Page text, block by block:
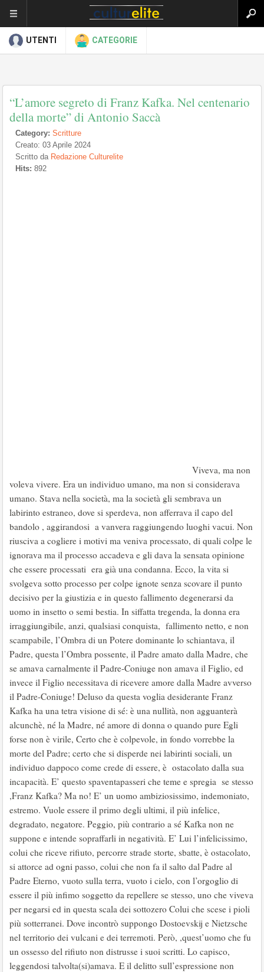
UTENTI CATEGORIE
“L’amore segreto di Franz Kafka. Nel centenario
della morte” di Antonio Saccà
Category: Scritture
Creato: 03 Aprile 2024
Scritto da Redazione Culturelite
Hits: 892
Viveva, ma non
voleva vivere. Era un individuo umano, ma non si considerava
umano. Stava nella società, ma la società gli sembrava un
labirinto estraneo, dove si sperdeva, non afferrava il capo del
bandolo , aggirandosi a vanvera raggiungendo luoghi vacui. Non
riusciva a cogliere i motivi ma veniva processato, di quali colpe le
ignorava ma il processo accadeva e gli dava la sensata opinione
che essere processati era già una condanna. Ecco, la vita si
svolgeva sotto processo per colpe ignote senza scovare il punto
decisivo per la giustizia e in questo fallimento degenerarsi da
uomo in insetto o semi bestia. In siffatta tregenda, la donna era
irraggiungibile, anzi, qualsiasi conquista, fallimento netto, e non
scampabile, l’Ombra di un Potere dominante lo schiantava, il
Padre, questa l’Ombra possente, il Padre amato dalla Madre, che
se amava carnalmente il Padre-Coniuge non amava il Figlio, ed
invece il Figlio necessitava di ricevere amore dalla Madre avverso
il Padre-Coniuge! Deluso da questa voglia desiderante Franz
Kafka ha una tetra visione di sé: è una nullità, non agguanterà
alcunchè, né la Madre, né amore di donna o quando pure Egli
forse non è virile, Certo che è colpevole, in fondo vorrebbe la
morte del Padre; certo che si disperde nei labirinti sociali, un
individuo dappoco come crede di essere, è ostacolato dalla sua
incapacità. E’ questo spaventapasseri che teme e spregia se stesso
,Franz Kafka? Ma no! E’ un uomo ambiziosissimo, indemoniato,
estremo. Vuole essere il primo degli ultimi, il più infelice,
degradato, negatore. Peggio, più contrario a sé Kafka non ne
suppone e intende sopraffarli in negatività. E’ Lui l’infelicissimo,
colui che riceve rifiuto, percorre strade storte, sbatte, è ostacolato,
si attorce ad ogni passo, colui che non fa il salto dal Padre al
Padre Eterno, vuoto sulla terra, vuoto i cielo, con l’orgoglio di
essere il più infimo soggetto da repellere se stesso, uno che viveva
per negarsi ed in questa scala dei sottozero Colui che scese i pioli
più sotterranei. Dove incontrò suppongo Dostoevskij e Nietzsche
nel territorio dei vulcani e dei terremoti. Però, ,quest’uomo che fu
un ossesso del rifiuto non distrusse i suoi scritti. Lo capisco,
leggendosi talvolta(si)amava. E il delitto sull’espressione non